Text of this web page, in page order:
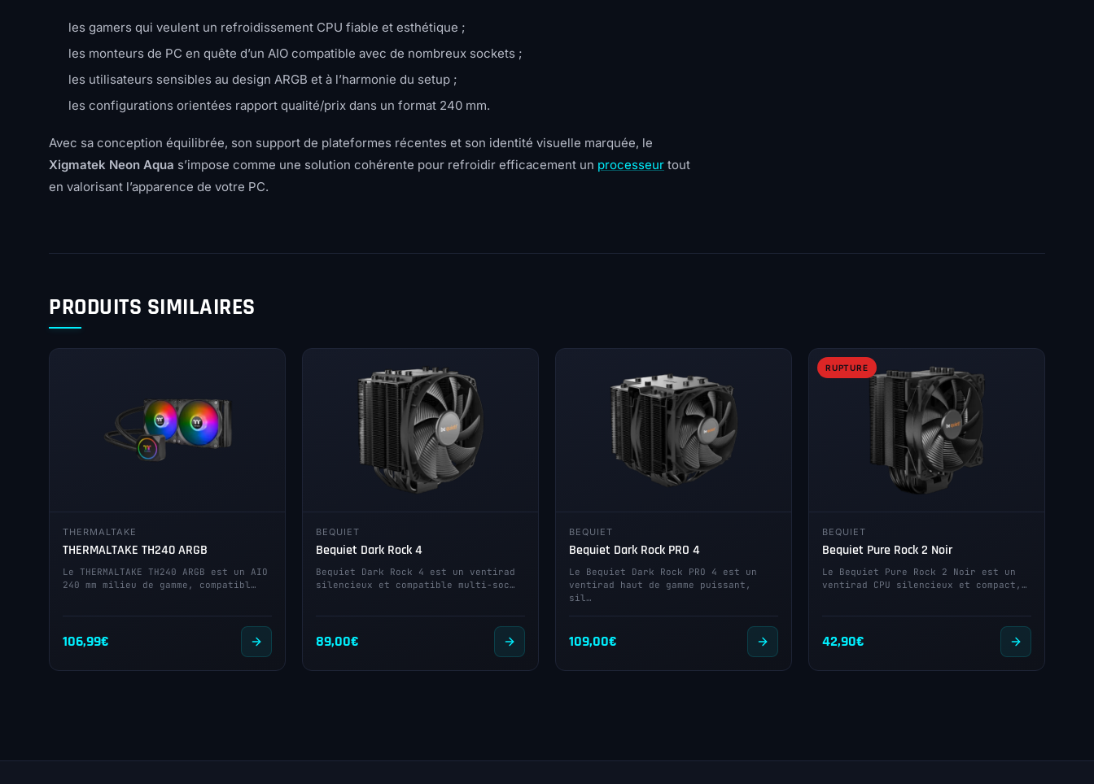
les gamers qui veulent un refroidissement CPU fiable et esthétique ;
les monteurs de PC en quête d’un AIO compatible avec de nombreux sockets ;
les utilisateurs sensibles au design ARGB et à l’harmonie du setup ;
les configurations orientées rapport qualité/prix dans un format 240 mm.
Avec sa conception équilibrée, son support de plateformes récentes et son identité visuelle marquée, le
Xigmatek Neon Aqua s’impose comme une solution cohérente pour refroidir efficacement un processeur tout
en valorisant l’apparence de votre PC.
PRODUITS SIMILAIRES
THERMALTAKE
THERMALTAKE TH240 ARGB
Le THERMALTAKE TH240 ARGB est un AIO
240 mm milieu de gamme, compatibl…
106,99€
BEQUIET
Bequiet Dark Rock 4
Bequiet Dark Rock 4 est un ventirad
silencieux et compatible multi-soc…
89,00€
BEQUIET
Bequiet Dark Rock PRO 4
Le Bequiet Dark Rock PRO 4 est un
ventirad haut de gamme puissant,
sil…
109,00€
RUPTURE
BEQUIET
Bequiet Pure Rock 2 Noir
Le Bequiet Pure Rock 2 Noir est un
ventirad CPU silencieux et compact,…
42,90€